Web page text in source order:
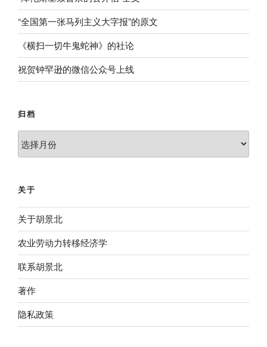
“全国第一张马列主义大字报”的原文
《横扫一切牛鬼蛇神》的社论
祝贺钟罕逊的微信公众号上线
归档
档
关于
关于胡景北
农业劳动力转移经济学
联系胡景北
著作
隐私政策